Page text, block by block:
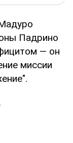
Падрино
— он
миссии
.